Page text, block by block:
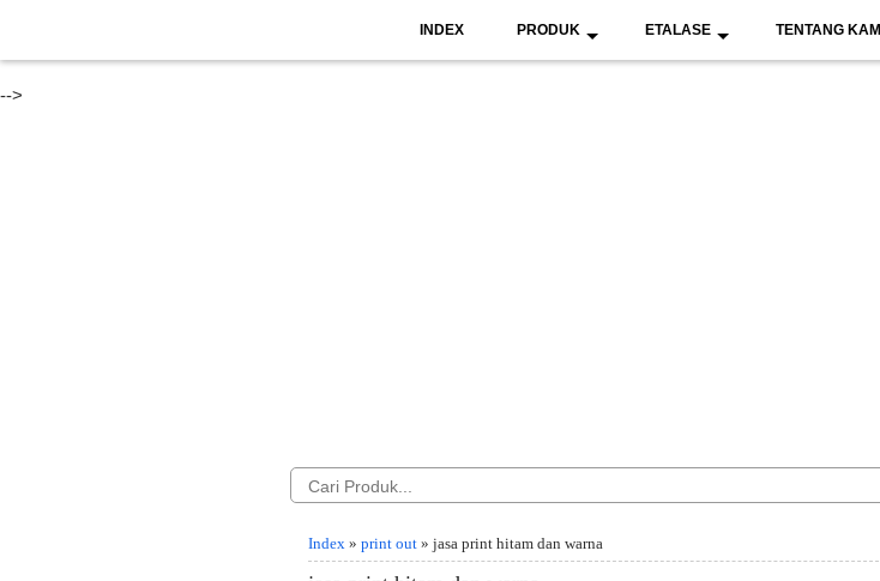
-->
INDEX PRODUK ETALASE TENTANG KAMI
Index » print out » jasa print hitam dan warna